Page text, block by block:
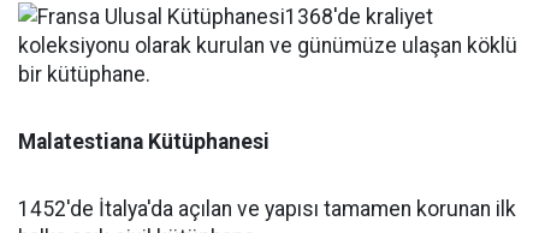
Malatestiana Kütüphanesi
1452'de İtalya'da açılan ve yapısı tamamen korunan ilk